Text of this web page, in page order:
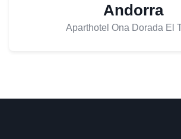
Andorra
Aparthotel Ona Dorada El